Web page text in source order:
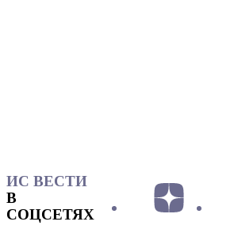
ИС ВЕСТИ
В
СОЦСЕТЯХ